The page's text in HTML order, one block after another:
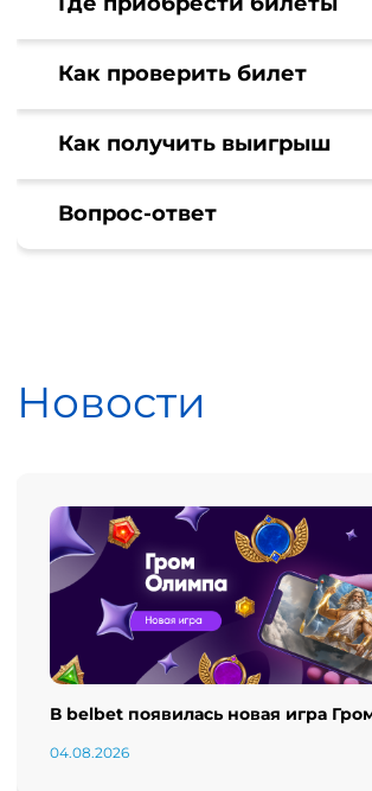
Как проверить билет
Как получить выигрыш
Вопрос-ответ
Новости
В belbet появилась новая игра
04.08.2026